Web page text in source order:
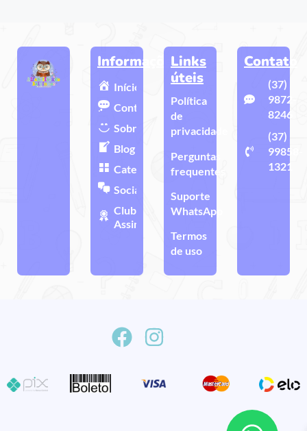
Informações
Início
Contato
Sobre
Blog
Categorias
Sociais
Clube de
Assinatura
Links
úteis
Política
de
privacidade
Perguntas
frequentes
Suporte
WhatsApp
Termos
de uso
Contato
(37)
9872-
8246
(37)
99858-
1321